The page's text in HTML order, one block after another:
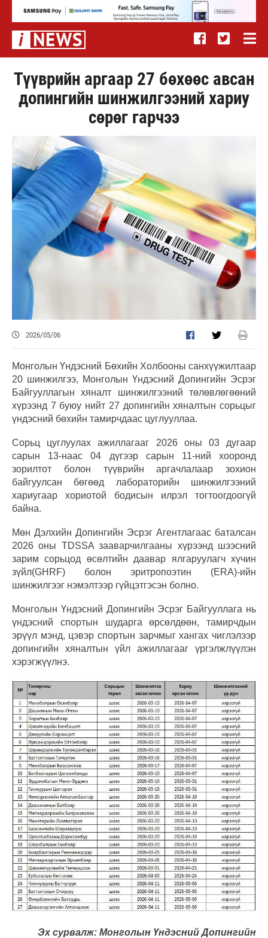
Түүврийн аргаар 27 бөхөөс авсан
допингийн шинжилгээний хариу
сөрөг гарчээ
2026/05/06
Монголын Үндэсний Бөхийн Холбооны санхүүжилтаар
20 шинжилгээ, Монголын Үндэсний Допингийн Эсрэг
Байгууллагын хяналт шинжилгээний төлөвлөгөөний
хүрээнд 7 буюу нийт 27 допингийн хяналтын сорьцыг
үндэсний бөхийн тамирчдаас цуглууллаа.
Сорьц цуглуулах ажиллагааг 2026 оны 03 дугаар
сарын 13-наас 04 дүгээр сарын 11-ний хооронд
зорилтот болон түүврийн аргачлалаар зохион
байгуулсан бөгөөд лабораторийн шинжилгээний
хариугаар хориотой бодисын илрэл тогтоогдоогүй
байна.
Мөн Дэлхийн Допингийн Эсрэг Агентлагаас баталсан
2026 оны TDSSA зааварчилгааны хүрээнд шээсний
зарим сорьцод өсөлтийн даавар ялгаруулагч хүчин
зүйл(GHRF) болон эритропоэтин (ERA)-ийн
шинжилгээг нэмэлтээр гүйцэтгэсэн болно.
Монголын Үндэсний Допингийн Эсрэг Байгууллага нь
үндэсний спортын шударга өрсөлдөөн, тамирчдын
эрүүл мэнд, цэвэр спортын зарчмыг хангах чиглэлээр
допингийн хяналтын үйл ажиллагааг үргэлжлүүлэн
хэрэгжүүлнэ.
Эх сурвалж: Монголын Үндэсний Допингийн